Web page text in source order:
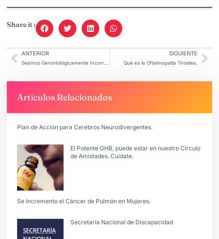
Share it :
ANTERIOR SIGUIENTE
Qué es la Oftalmopatía Tiroidea.
Articulos Relacionados
Plan de Acción para Cerebros Neurodivergentes.
El Potente GHB, puede estar en nuestro Círculo
de Amistades. Cuidate.
Se Incremento el Cáncer de Pulmón en Mujeres.
Secretarìa Nacional de Discapacidad